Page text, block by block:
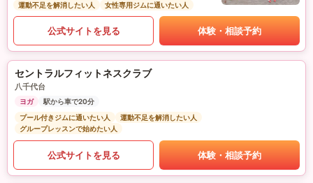
運動不足を解消したい人
女性専用ジムに通いたい人
公式サイトを見る 体験・相談予約
セントラルフィットネスクラブ
八千代台
ヨガ
駅から車で20分
プール付きジムに通いたい人
運動不足を解消したい人
グループレッスンで始めたい人
公式サイトを見る 体験・相談予約